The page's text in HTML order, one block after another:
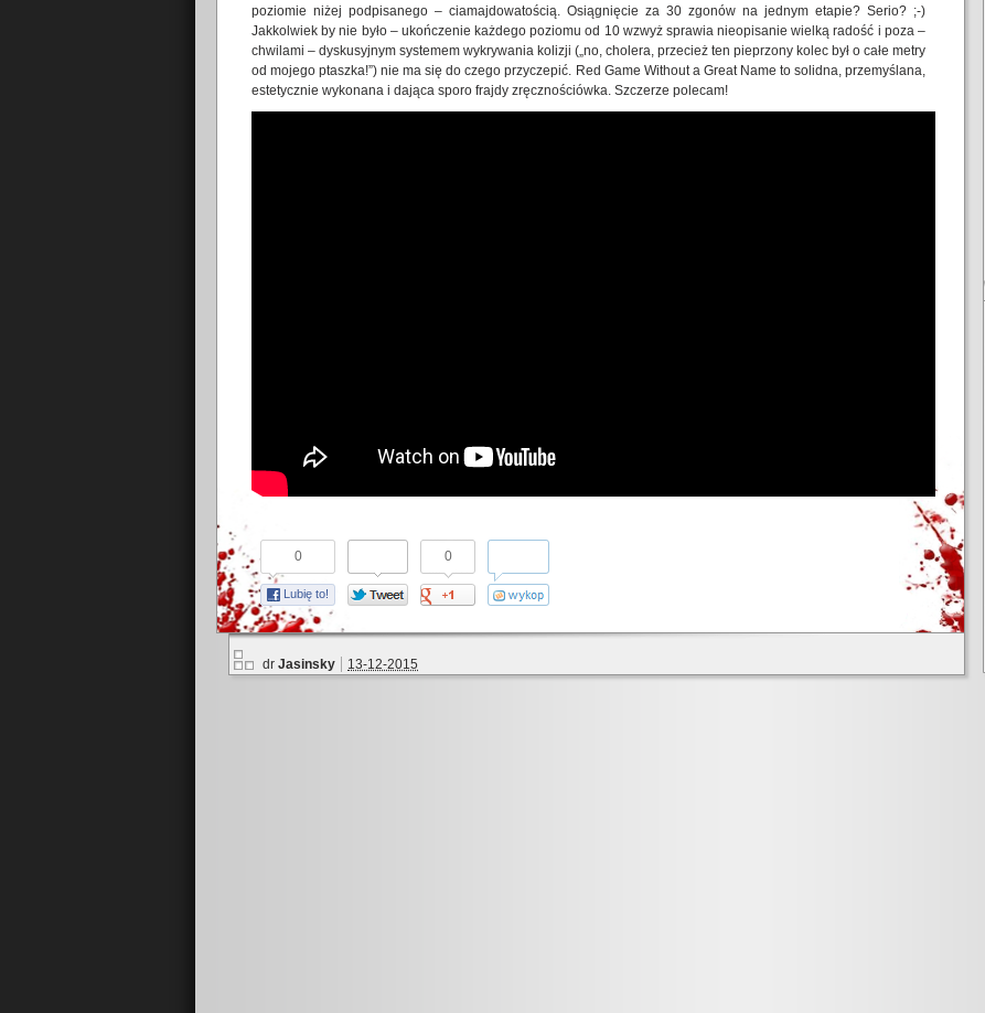
poziomie niżej podpisanego – ciamajdowatością. Osiągnięcie za 30 zgonów na jednym etapie? Serio? ;-)
Jakkolwiek by nie było – ukończenie każdego poziomu od 10 wzwyż sprawia nieopisanie wielką radość i poza –
chwilami – dyskusyjnym systemem wykrywania kolizji („no, cholera, przecież ten pieprzony kolec był o całe metry
od mojego ptaszka!”) nie ma się do czego przyczepić. Red Game Without a Great Name to solidna, przemyślana,
estetycznie wykonana i dająca sporo frajdy zręcznościówka. Szczerze polecam!
0
Lubię to!
0
dr Jasinsky 13-12-2015